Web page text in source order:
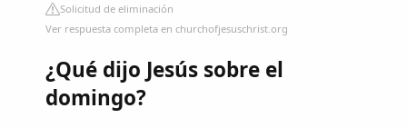
Solicitud de eliminación
Ver respuesta completa en churchofjesuschrist.org
¿Qué dijo Jesús sobre el
domingo?